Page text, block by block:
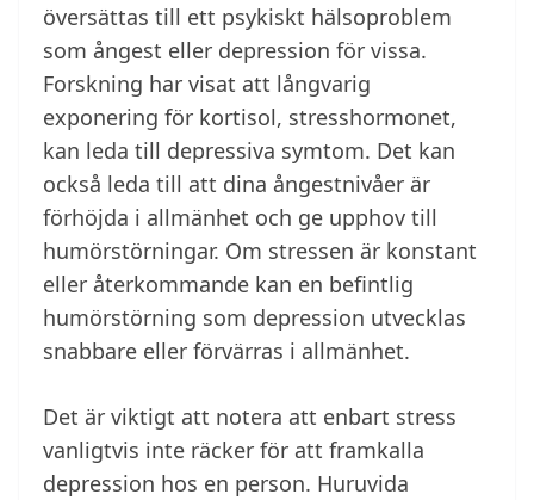
översättas till ett psykiskt hälsoproblem
som ångest eller depression för vissa.
Forskning har visat att långvarig
exponering för kortisol, stresshormonet,
kan leda till depressiva symtom. Det kan
också leda till att dina ångestnivåer är
förhöjda i allmänhet och ge upphov till
humörstörningar. Om stressen är konstant
eller återkommande kan en befintlig
humörstörning som depression utvecklas
snabbare eller förvärras i allmänhet.
Det är viktigt att notera att enbart stress
vanligtvis inte räcker för att framkalla
depression hos en person. Huruvida